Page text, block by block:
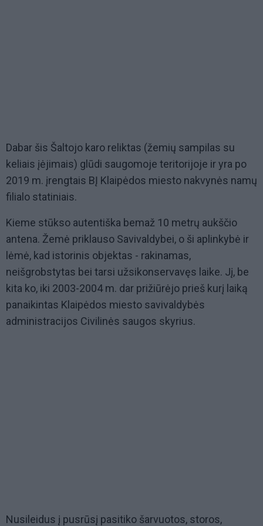
Dabar šis Šaltojo karo reliktas (žemių sampilas su
keliais įėjimais) glūdi saugomoje teritorijoje ir yra po
2019 m. įrengtais BĮ Klaipėdos miesto nakvynės namų
filialo statiniais.
Kieme stūkso autentiška bemaž 10 metrų aukščio
antena. Žemė priklauso Savivaldybei, o ši aplinkybė ir
lėmė, kad istorinis objektas - rakinamas,
neišgrobstytas bei tarsi užsikonservavęs laike. Jį, be
kita ko, iki 2003-2004 m. dar prižiūrėjo prieš kurį laiką
panaikintas Klaipėdos miesto savivaldybės
administracijos Civilinės saugos skyrius.
Nusileidus į pusrūsį pasitiko šarvuotos, storos,